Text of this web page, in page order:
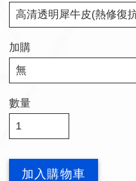
加購
數量
加入購物車